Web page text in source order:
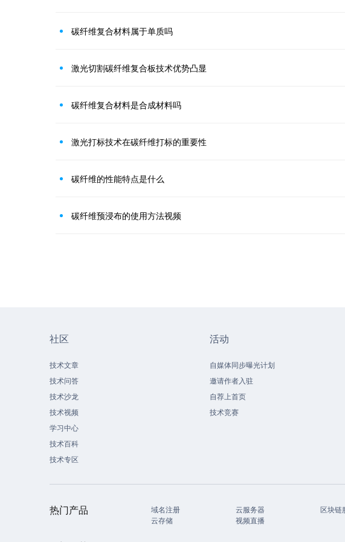
碳纤维复合材料属于单质吗
激光切割碳纤维复合板技术优势凸显
碳纤维复合材料是合成材料吗
激光打标技术在碳纤维打标的重要性
碳纤维的性能特点是什么
碳纤维预浸布的使用方法视频
社区
技术文章
技术问答
技术沙龙
技术视频
学习中心
技术百科
技术专区
活动
自媒体同步曝光计划
邀请作者入驻
自荐上首页
技术竞赛
热门产品 域名注册 云服务器 区块链
云存储
视频直播